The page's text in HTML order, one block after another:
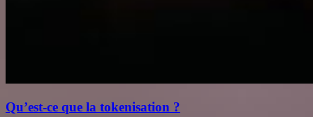
Qu’est‑ce que la tokenisation ?